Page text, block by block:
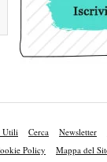
Utili Cerca Newsletter
Policy Mappa del